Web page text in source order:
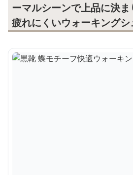
ーマルシーンで上品に決
疲れにくいウォーキングシ